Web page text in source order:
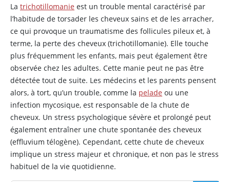
La trichotillomanie est un trouble mental caractérisé par
l’habitude de torsader les cheveux sains et de les arracher,
ce qui provoque un traumatisme des follicules pileux et, à
terme, la perte des cheveux (trichotillomanie). Elle touche
plus fréquemment les enfants, mais peut également être
observée chez les adultes. Cette manie peut ne pas être
détectée tout de suite. Les médecins et les parents pensent
alors, à tort, qu’un trouble, comme la pelade ou une
infection mycosique, est responsable de la chute de
cheveux. Un stress psychologique sévère et prolongé peut
également entraîner une chute spontanée des cheveux
(effluvium télogène). Cependant, cette chute de cheveux
implique un stress majeur et chronique, et non pas le stress
habituel de la vie quotidienne.